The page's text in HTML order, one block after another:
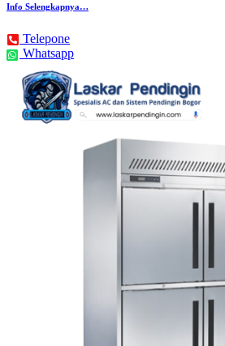
Info Selengkapnya…
Telepone
Whatsapp